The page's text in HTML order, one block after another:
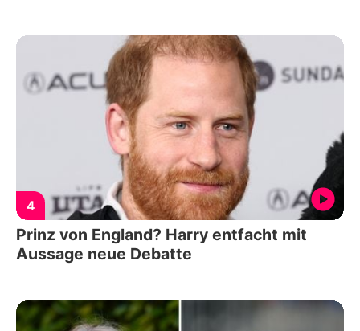
4
Prinz von England? Harry entfacht mit
Aussage neue Debatte